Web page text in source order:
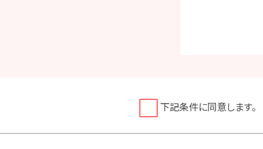
下記条件に同意します。